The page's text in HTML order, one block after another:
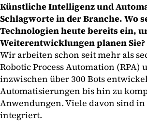
Künstliche Intelligenz und
Schlagworte in der Branche. Wo
Technologien heute bereits ein,
Weiterentwicklungen planen Sie?
Wir arbeiten schon seit mehr als
Robotic Process Automation (RPA)
inzwischen über 300 Bots
Automatisierungen bis hin zu
Anwendungen. Viele davon sind
integriert.